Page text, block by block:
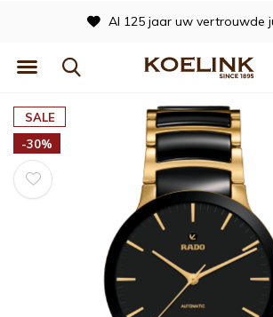
Al 125 jaar uw vertrouwde
SALE
-30%